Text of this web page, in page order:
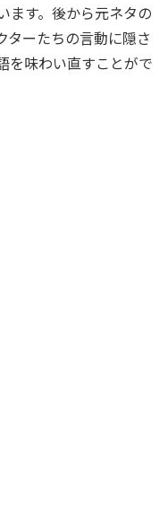
ます。後から元ネタの
ターたちの言動に隠さ
を味わい直すことがで